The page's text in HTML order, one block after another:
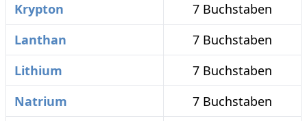
Krypton
7 Buchstaben
Lanthan
7 Buchstaben
Lithium
7 Buchstaben
Natrium
7 Buchstaben